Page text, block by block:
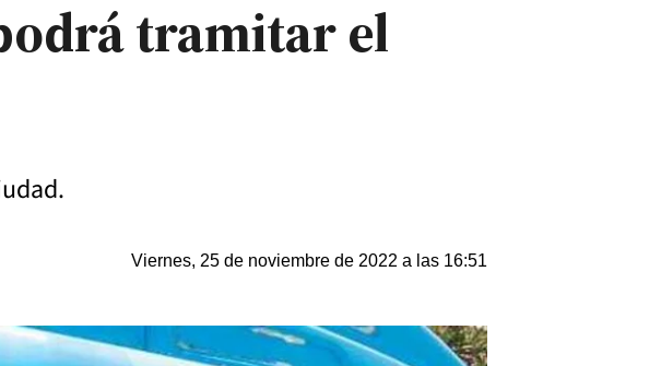
tramitar el
Viernes, 25 de noviembre de 2022 a las 16:51